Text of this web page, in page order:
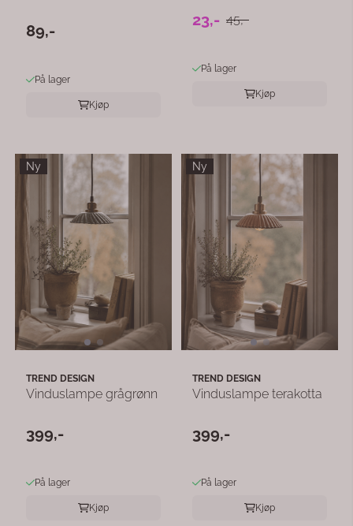
89,-
På lager
Kjøp
23,- 45,-
På lager
Kjøp
Ny
TREND DESIGN
Vinduslampe grågrønn
399,-
På lager
Kjøp
Ny
TREND DESIGN
Vinduslampe terakotta
399,-
På lager
Kjøp